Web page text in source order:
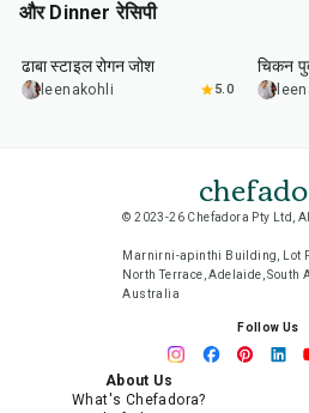
और Dinner रेसिपी
1
ढाबा स्टाइल रोगन जोश
leenakohli 5.0
चिकन
© 2023-26 Chefadora Pty Ltd,
Marnirni-apinthi Building, Lot
North Terrace, Adelaide, South
Australia
Follow Us
About Us
What's Chefadora?